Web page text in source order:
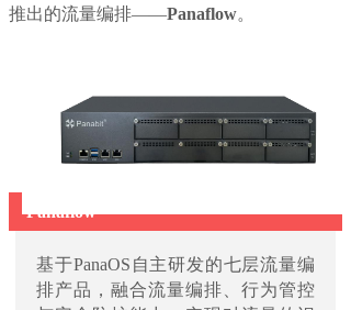
推出的流量编排——Panaflow。
Panaflow
基于PanaOS自主研发的七层流量编
排产品，融合流量编排、行为管控